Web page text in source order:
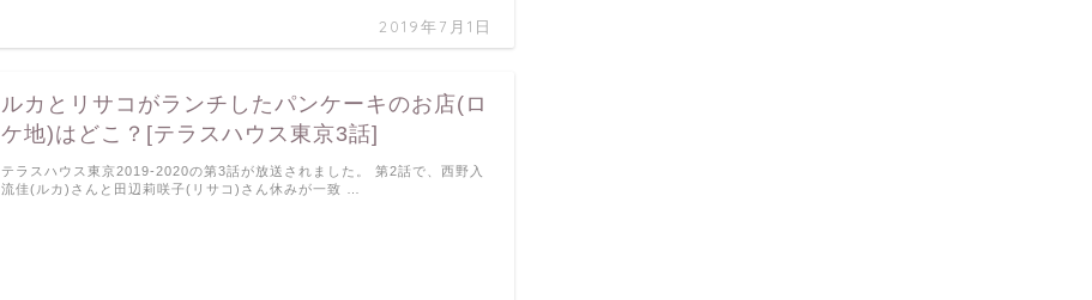
2019年7月1日
ルカとリサコがランチしたパンケーキのお店(ロ
ケ地)はどこ？[テラスハウス東京3話]
テラスハウス東京2019-2020の第3話が放送されました。 第2話で、西野入
流佳(ルカ)さんと田辺莉咲子(リサコ)さん休みが一致 …